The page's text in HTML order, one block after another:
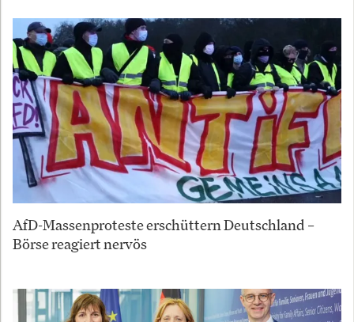
AfD-Massenproteste erschüttern Deutschland –
Börse reagiert nervös